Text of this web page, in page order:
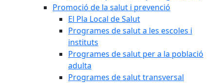
Promoció de la salut i prevenció
El Pla Local de Salut
Programes de salut a les escoles i
instituts
Programes de salut per a la població
adulta
Programes de salut transversal